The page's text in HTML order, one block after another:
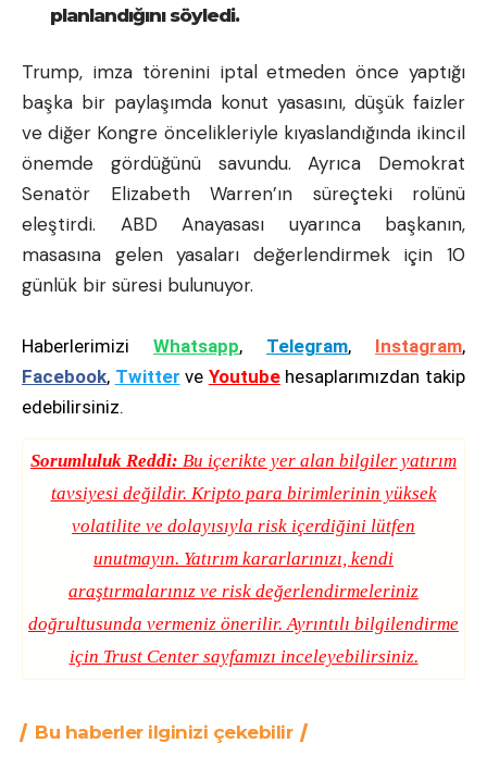
planlandığını söyledi.
Trump, imza törenini iptal etmeden önce yaptığı
başka bir paylaşımda konut yasasını, düşük faizler
ve diğer Kongre öncelikleriyle kıyaslandığında ikincil
önemde gördüğünü savundu. Ayrıca Demokrat
Senatör Elizabeth Warren’ın süreçteki rolünü
eleştirdi. ABD Anayasası uyarınca başkanın,
masasına gelen yasaları değerlendirmek için 10
günlük bir süresi bulunuyor.
Haberlerimizi Whatsapp, Telegram, Instagram,
Facebook, Twitter ve Youtubehesaplarımızdan takip
edebilirsiniz.
Sorumluluk Reddi: Bu içerikte yer alan bilgiler yatırım
tavsiyesi değildir. Kripto para birimlerinin yüksek
volatilite ve dolayısıyla risk içerdiğini lütfen
unutmayın. Yatırım kararlarınızı, kendi
araştırmalarınız ve risk değerlendirmeleriniz
doğrultusunda vermeniz önerilir. Ayrıntılı bilgilendirme
için Trust Centersayfamızı inceleyebilirsiniz.
Bu haberler ilginizi çekebilir